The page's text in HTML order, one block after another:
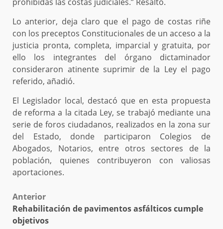
Lo anterior, deja claro que el pago de costas riñe
con los preceptos Constitucionales de un acceso a la
justicia pronta, completa, imparcial y gratuita, por
ello los integrantes del órgano dictaminador
consideraron atinente suprimir de la Ley el pago
referido, añadió.
El Legislador local, destacó que en esta propuesta
de reforma a la citada Ley, se trabajó mediante una
serie de foros ciudadanos, realizados en la zona sur
del Estado, donde participaron Colegios de
Abogados, Notarios, entre otros sectores de la
población, quienes contribuyeron con valiosas
aportaciones.
Post
navigation
Anterior
Rehabilitación de pavimentos asfálticos cumple
objetivos